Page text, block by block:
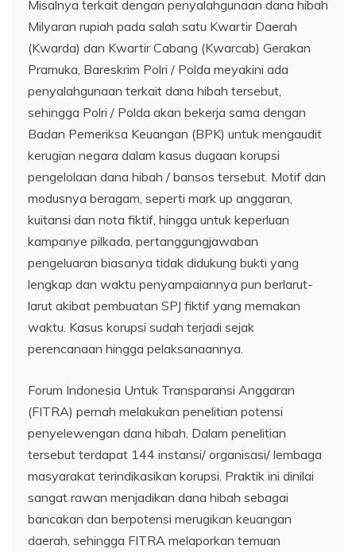
Misalnya terkait dengan penyalahgunaan dana hibah
Milyaran rupiah pada salah satu Kwartir Daerah
(Kwarda) dan Kwartir Cabang (Kwarcab) Gerakan
Pramuka, Bareskrim Polri / Polda meyakini ada
penyalahgunaan terkait dana hibah tersebut,
sehingga Polri / Polda akan bekerja sama dengan
Badan Pemeriksa Keuangan (BPK) untuk mengaudit
kerugian negara dalam kasus dugaan korupsi
pengelolaan dana hibah / bansos tersebut. Motif dan
modusnya beragam, seperti mark up anggaran,
kuitansi dan nota fiktif, hingga untuk keperluan
kampanye pilkada, pertanggungjawaban
pengeluaran biasanya tidak didukung bukti yang
lengkap dan waktu penyampaiannya pun berlarut-
larut akibat pembuatan SPJ fiktif yang memakan
waktu. Kasus korupsi sudah terjadi sejak
perencanaan hingga pelaksanaannya.
Forum Indonesia Untuk Transparansi Anggaran
(FITRA) pernah melakukan penelitian potensi
penyelewengan dana hibah. Dalam penelitian
tersebut terdapat 144 instansi/ organisasi/ lembaga
masyarakat terindikasikan korupsi. Praktik ini dinilai
sangat rawan menjadikan dana hibah sebagai
bancakan dan berpotensi merugikan keuangan
daerah, sehingga FITRA melaporkan temuan